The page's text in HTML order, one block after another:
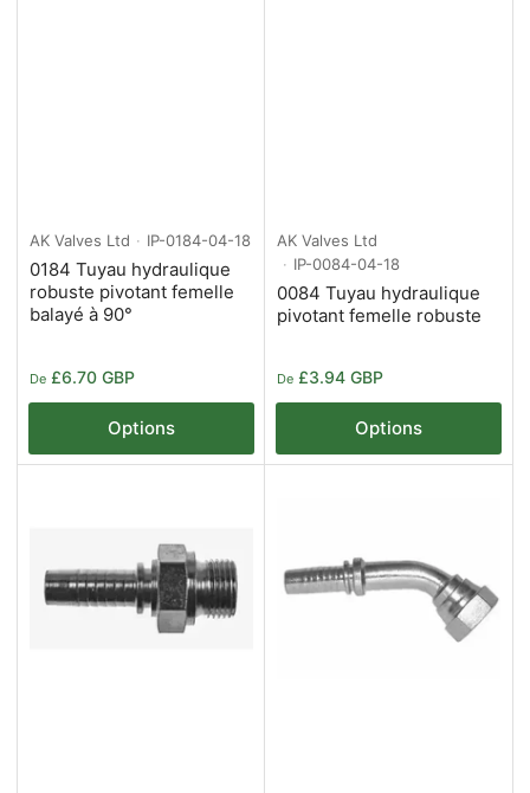
AK Valves Ltd IP-0184-04-18
0184 Tuyau hydraulique
robuste pivotant femelle
balayé à 90°
Prix
De £6.70 GBP
Options
AK Valves Ltd
IP-0084-04-18
0084 Tuyau hydraulique
pivotant femelle robuste
Prix
De £3.94 GBP
Options